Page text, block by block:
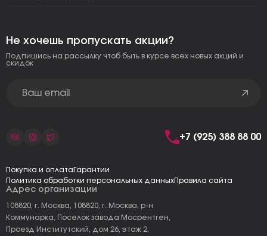
Адрес организации
108820, г. Москва, 108820, г. Москва, р-н
Коммунарка, Поселок завода Мосрентген,
Проезд Институтский, дом 26, этаж 2,
Не хочешь пропускать акции?
Подпишись на рассылку чтоб быть в курсе всех новых акций и
скидок
+7 (925) 388 88 00
Покупка и оплата Гарантии
Политика обработки персональных данныхПравила сайта